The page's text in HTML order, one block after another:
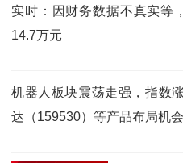
实时：因财务数据不真实等
14.7万元
机器人板块震荡走强，指数
达（159530）等产品布局机会